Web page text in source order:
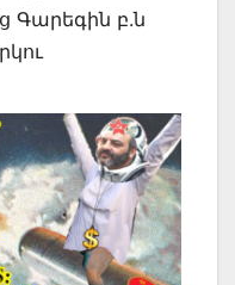
Գարեգին բ.ն